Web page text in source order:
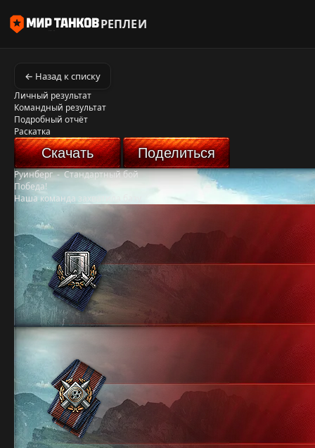
РЕПЛЕИ
← Назад к списку
Личный результат
Командный результат
Подробный отчёт
Раскатка
Скачать Поделиться
Руинберг-Стандартный бой
Победа!
Наша команда захватила базу